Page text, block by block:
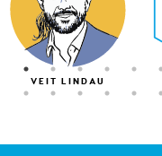
VEIT LINDAU